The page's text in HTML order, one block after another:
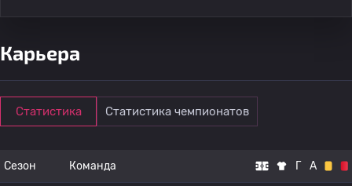
Карьера
Статистика Статистика чемпионатов
Сезон Команда Г А